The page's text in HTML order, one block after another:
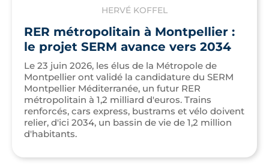
HERVÉ KOFFEL
RER métropolitain à Montpellier :
le projet SERM avance vers 2034
Le 23 juin 2026, les élus de la Métropole de
Montpellier ont validé la candidature du SERM
Montpellier Méditerranée, un futur RER
métropolitain à 1,2 milliard d'euros. Trains
renforcés, cars express, bustrams et vélo doivent
relier, d'ici 2034, un bassin de vie de 1,2 million
d'habitants.